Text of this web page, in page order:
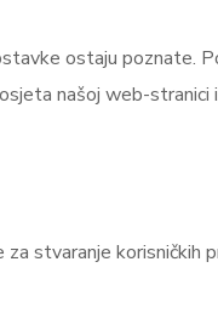
ostaju poznate.
našoj web-stranici
stvaranje korisničkih